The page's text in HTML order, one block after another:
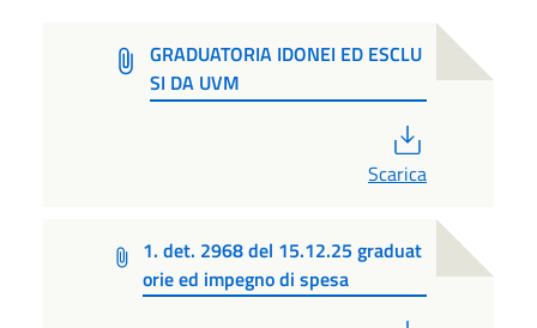
GRADUATORIA IDONEI ED ESCLU
SI DA UVM
Scarica
1. det. 2968 del 15.12.25 graduat
orie ed impegno di spesa